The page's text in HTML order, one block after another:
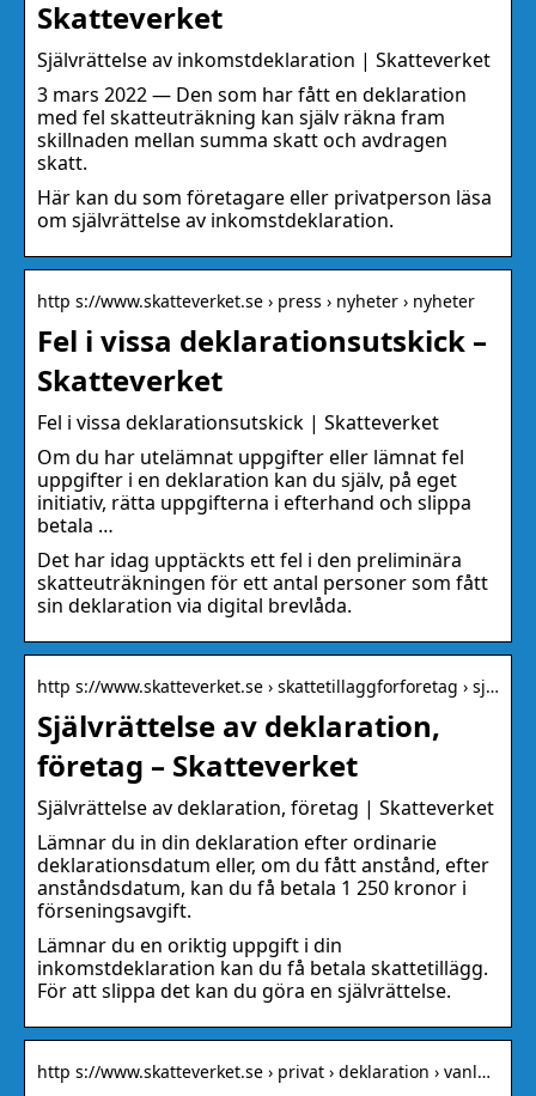
Skatteverket
Självrättelse av inkomstdeklaration | Skatteverket
3 mars 2022 — Den som har fått en deklaration
med fel skatteuträkning kan själv räkna fram
skillnaden mellan summa skatt och avdragen
skatt.
Här kan du som företagare eller privatperson läsa
om självrättelse av inkomstdeklaration.
http s://www.skatteverket.se › press › nyheter › nyheter
Fel i vissa deklarationsutskick –
Skatteverket
Fel i vissa deklarationsutskick | Skatteverket
Om du har utelämnat uppgifter eller lämnat fel
uppgifter i en deklaration kan du själv, på eget
initiativ, rätta uppgifterna i efterhand och slippa
betala …
Det har idag upptäckts ett fel i den preliminära
skatteuträkningen för ett antal personer som fått
sin deklaration via digital brevlåda.
http s://www.skatteverket.se › skattetillaggforforetag › sj…
Självrättelse av deklaration,
företag – Skatteverket
Självrättelse av deklaration, företag | Skatteverket
Lämnar du in din deklaration efter ordinarie
deklarationsdatum eller, om du fått anstånd, efter
anståndsdatum, kan du få betala 1 250 kronor i
förseningsavgift.
Lämnar du en oriktig uppgift i din
inkomstdeklaration kan du få betala skattetillägg.
För att slippa det kan du göra en självrättelse.
http s://www.skatteverket.se › privat › deklaration › vanl…